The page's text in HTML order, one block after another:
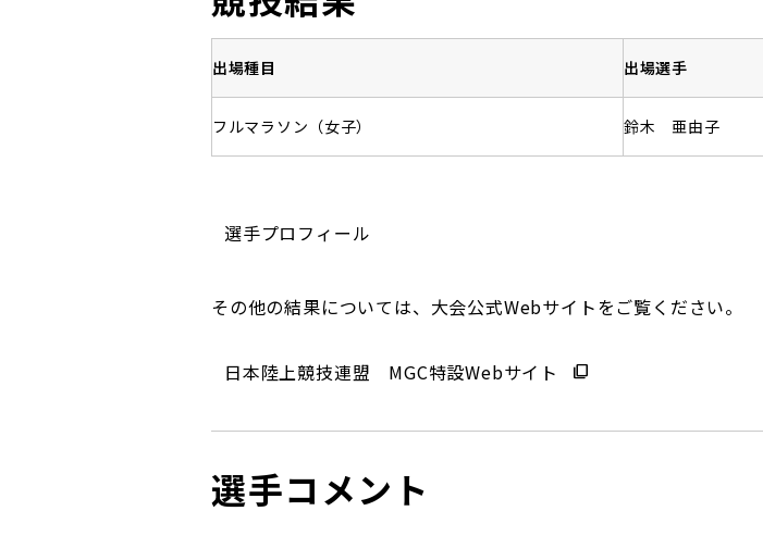
出場種目 出場選手
フルマラソン（女子） 鈴木 亜由子
選手プロフィール
その他の結果については、大会公式Webサイトをご覧ください。
日本陸上競技連盟 MGC特設Webサイト
選手コメント